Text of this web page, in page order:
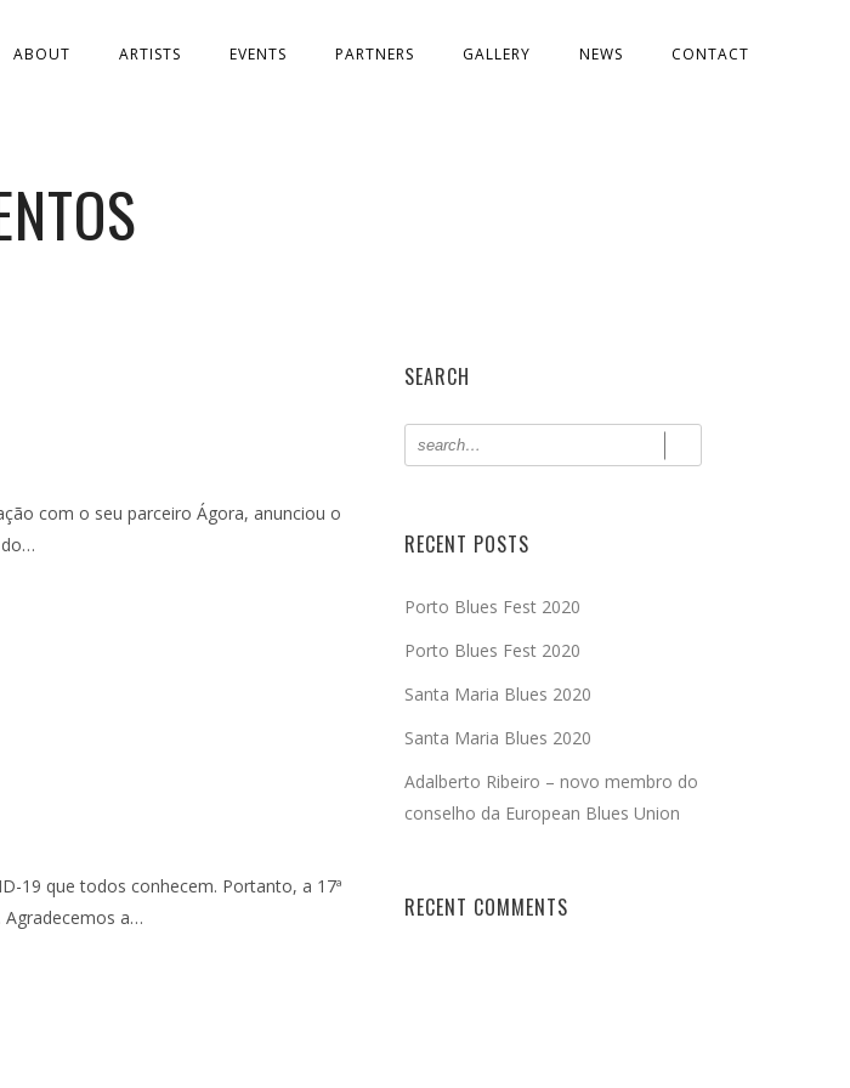
ABOUT ARTISTS EVENTS PARTNERS GALLERY NEWS CONTACT
com o seu parceiro Ágora, anunciou o
do…
19 que todos conhecem. Portanto, a 17ª
Agradecemos a…
SEARCH
RECENT POSTS
Porto Blues Fest 2020
Porto Blues Fest 2020
Santa Maria Blues 2020
Santa Maria Blues 2020
Adalberto Ribeiro – novo membro do
conselho da European Blues Union
RECENT COMMENTS